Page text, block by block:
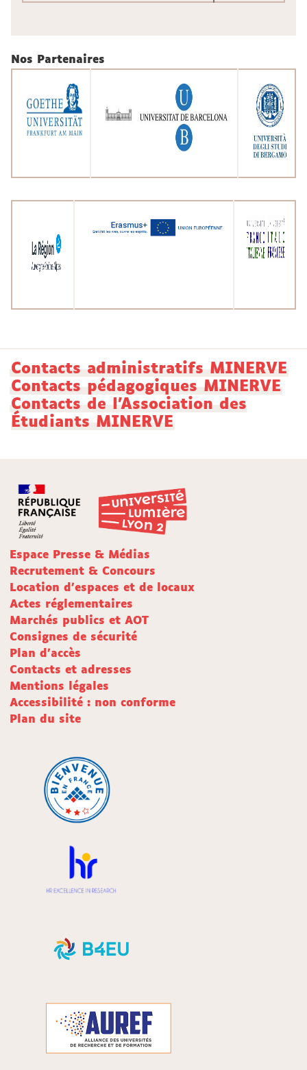
Nos Partenaires
Contacts administratifs MINERVE
Contacts pédagogiques MINERVE
Contacts de l'Association des
Étudiants MINERVE
Espace Presse & Médias
Recrutement & Concours
Location d'espaces et de locaux
Actes réglementaires
Marchés publics et AOT
Consignes de sécurité
Plan d'accès
Contacts et adresses
Mentions légales
Accessibilité : non conforme
Plan du site